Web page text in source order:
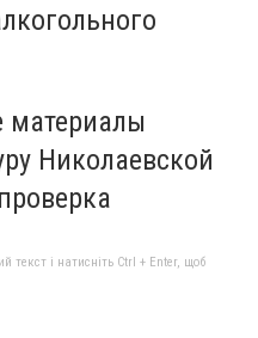
материалы
Николаевской
текст і натисніть Ctrl + Enter, щоб